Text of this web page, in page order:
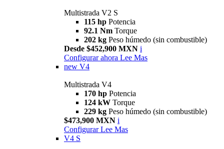
Multistrada V2 S
115 hp Potencia
92.1 Nm Torque
202 kg Peso húmedo (sin combustible)
Desde $452,900 MXN i
Configurar ahora Lee Mas
new V4
Multistrada V4
170 hp Potencia
124 kW Torque
229 kg Peso húmedo (sin combustible)
$473,900 MXN i
Configurar Lee Mas
V4 S